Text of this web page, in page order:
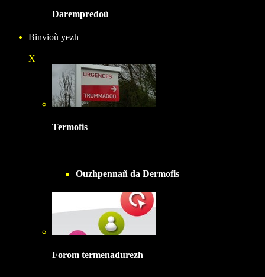
Darempredoù
Binvioù yezh
X
Termofis
Ouzhpennañ da Dermofis
Forom termenadurezh